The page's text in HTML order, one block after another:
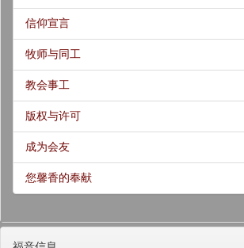
信仰宣言
牧师与同工
教会事工
版权与许可
成为会友
您馨香的奉献